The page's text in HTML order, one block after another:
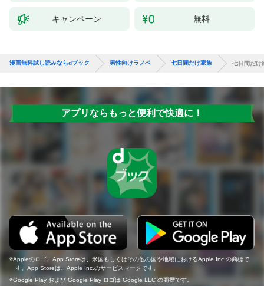
キャンペーン 無料
漫画無料試し読みならdブック 男性向けラノベ 七日間だけ家族 七日間だけ
アプリならもっと便利で快適に！
Appleのロゴ、App Storeは、米国もしくはその他の国や地域におけるApple Inc.の商標で
す。App Storeは、Apple Inc.のサービスマークです。
Google Play および Google Play ロゴは Google LLC の商標です。